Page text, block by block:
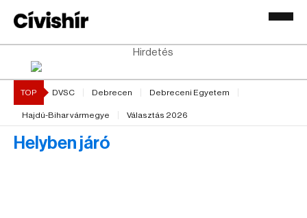
Hirdetés
TOP DVSC Debrecen Debreceni Egyetem
Hajdú-Bihar vármegye Választás 2026
Helyben járó